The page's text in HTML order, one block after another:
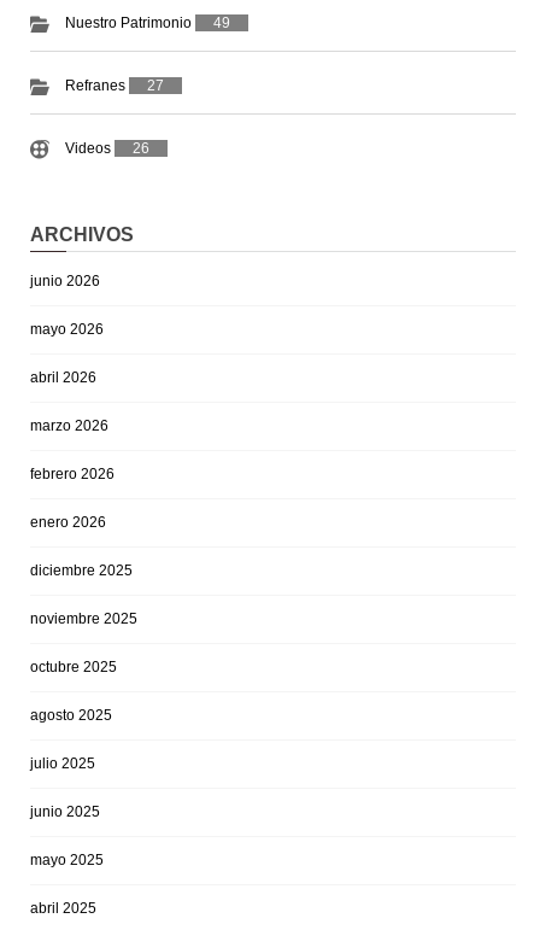
Nuestro Patrimonio 49
Refranes 27
Videos 26
ARCHIVOS
junio 2026
mayo 2026
abril 2026
marzo 2026
febrero 2026
enero 2026
diciembre 2025
noviembre 2025
octubre 2025
agosto 2025
julio 2025
junio 2025
mayo 2025
abril 2025